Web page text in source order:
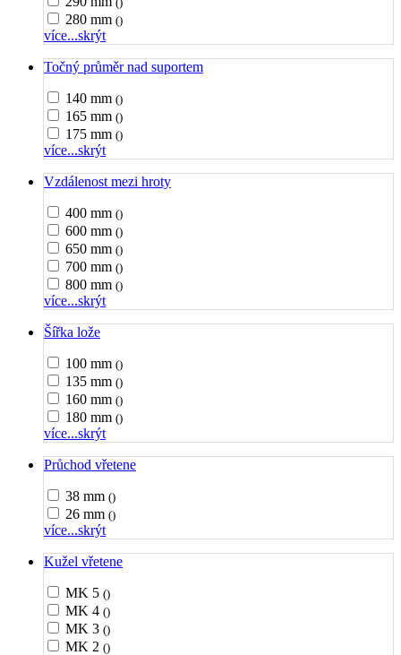
280 mm ()
více...skrýt
Točný průměr nad suportem
140 mm ()
165 mm ()
175 mm ()
více...skrýt
Vzdálenost mezi hroty
400 mm ()
600 mm ()
650 mm ()
700 mm ()
800 mm ()
více...skrýt
Šířka lože
100 mm ()
135 mm ()
160 mm ()
180 mm ()
více...skrýt
Průchod vřetene
38 mm ()
26 mm ()
více...skrýt
Kužel vřetene
MK 5 ()
MK 4 ()
MK 3 ()
MK 2 ()